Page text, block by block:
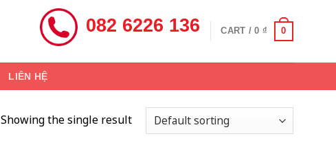
082 6226 136 CART /0 ₫ 0
LIÊN HỆ
Showing the single result